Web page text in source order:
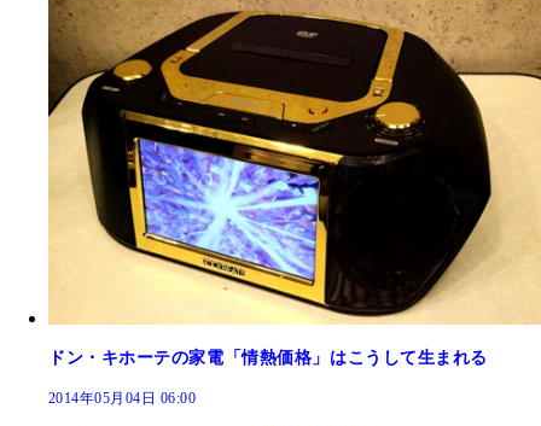
ドン・キホーテの家電「情熱価格」はこうして生まれる
2014年05月04日 06:00